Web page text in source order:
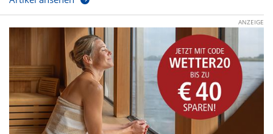
ANZEIGE